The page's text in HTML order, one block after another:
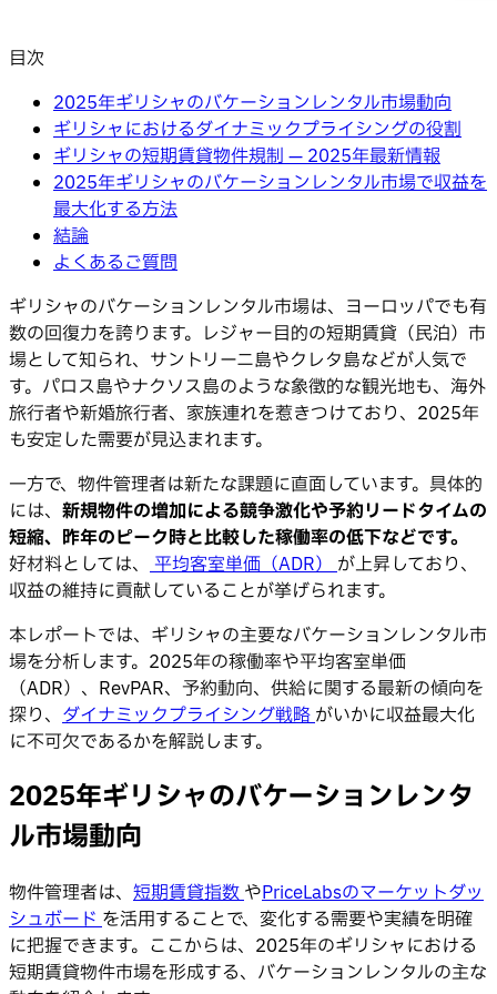
目次
2025年ギリシャのバケーションレンタル市場動向
ギリシャにおけるダイナミックプライシングの役割
ギリシャの短期賃貸物件規制 — 2025年最新情報
2025年ギリシャのバケーションレンタル市場で収益を
最大化する方法
結論
よくあるご質問
ギリシャのバケーションレンタル市場は、ヨーロッパでも有
数の回復力を誇ります。レジャー目的の短期賃貸（民泊）市
場として知られ、サントリーニ島やクレタ島などが人気で
す。パロス島やナクソス島のような象徴的な観光地も、海外
旅行者や新婚旅行者、家族連れを惹きつけており、2025年
も安定した需要が見込まれます。
一方で、物件管理者は新たな課題に直面しています。具体的
には、 新規物件の増加による競争激化や予約リードタイムの
短縮、昨年のピーク時と比較した稼働率の低下などです。
好材料としては、 平均客室単価（ADR）が上昇しており、
収益の維持に貢献していることが挙げられます。
本レポートでは、ギリシャの主要なバケーションレンタル市
場を分析します。2025年の稼働率や平均客室単価
（ADR）、RevPAR、予約動向、供給に関する最新の傾向を
探り、 ダイナミックプライシング戦略がいかに収益最大化
に不可欠であるかを解説します。
2025年ギリシャのバケーションレンタ
ル市場動向
物件管理者は、 短期賃貸指数 やPriceLabsのマーケットダッ
シュボード を活用することで、変化する需要や実績を明確
に把握できます。ここからは、2025年のギリシャにおける
短期賃貸物件市場を形成する、バケーションレンタルの主な